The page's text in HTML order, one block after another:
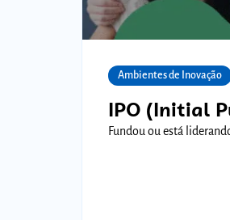
Ambientes de Inovação
IPO (Initial
Fundou ou está